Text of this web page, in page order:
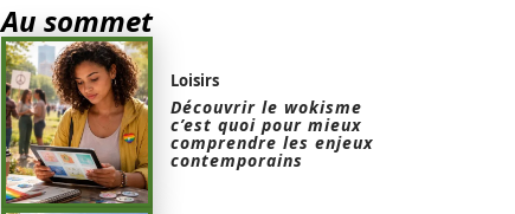
Au sommet
Loisirs
Découvrir le wokisme
c’est quoi pour mieux
comprendre les enjeux
contemporains